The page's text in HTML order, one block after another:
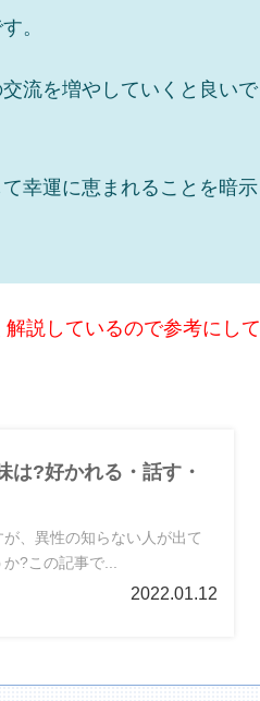
。
流を増やしていくと良いで
幸運に恵まれることを暗示
説しているので参考にして
は?好かれる・話す・
、異性の知らない人が出て
?この記事で...
2022.01.12